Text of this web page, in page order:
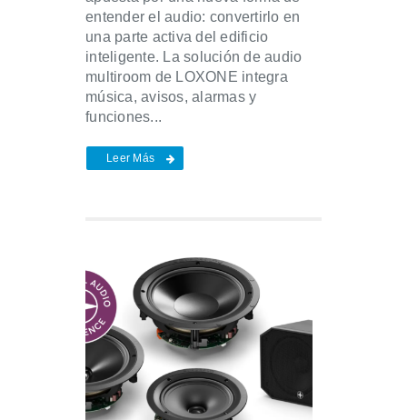
entender el audio: convertirlo en
una parte activa del edificio
inteligente. La solución de audio
multiroom de LOXONE integra
música, avisos, alarmas y
funciones...
Leer Más